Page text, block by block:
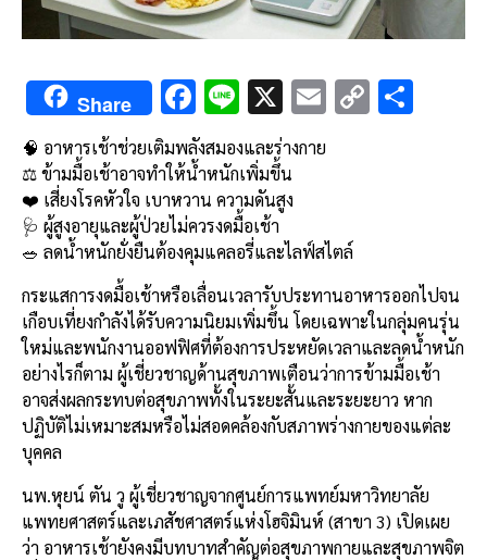
Share F
ac
e
b
o
o
k
Li
e
X E C
🧠 อาหารเช้าช่วยเติมพลังสมองและร่างกาย
⚖️ ข้ามมื้อเช้าอาจทำให้น้ำหนักเพิ่มขึ้น
❤️ เสี่ยงโรคหัวใจ เบาหวาน ความดันสูง
🩺 ผู้สูงอายุและผู้ป่วยไม่ควรงดมื้อเช้า
🥗 ลดน้ำหนักยั่งยืนต้องคุมแคลอรี่และไลฟ์สไตล์
กระแสการงดมื้อเช้าหรือเลื่อนเวลารับประทานอาหารออกไปจน
เกือบเที่ยงกำลังได้รับความนิยมเพิ่มขึ้น โดยเฉพาะในกลุ่มคนรุ่น
ใหม่และพนักงานออฟฟิศที่ต้องการประหยัดเวลาและลดน้ำหนัก
อย่างไรก็ตาม ผู้เชี่ยวชาญด้านสุขภาพเตือนว่าการข้ามมื้อเช้า
อาจส่งผลกระทบต่อสุขภาพทั้งในระยะสั้นและระยะยาว หาก
ปฏิบัติไม่เหมาะสมหรือไม่สอดคล้องกับสภาพร่างกายของแต่ละ
บุคคล
นพ.หุยน์ ตัน วู ผู้เชี่ยวชาญจากศูนย์การแพทย์มหาวิทยาลัย
แพทยศาสตร์และเภสัชศาสตร์แห่งโฮจิมินห์ (สาขา 3) เปิดเผย
ว่า อาหารเช้ายังคงมีบทบาทสำคัญต่อสุขภาพกายและสุขภาพจิต